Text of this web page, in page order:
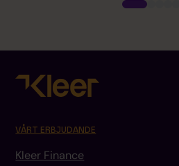
VÅRT ERBJUDANDE
Kleer Finance